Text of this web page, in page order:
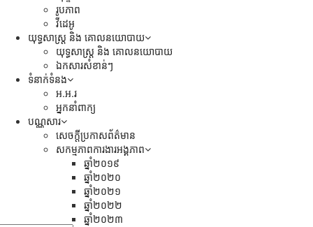
រូបភាព
វីដេអូ
យុទ្ធសាស្រ្ត និង គោលនយោបាយ
យុទ្ធសាស្រ្ត និង គោលនយោបាយ
ឯកសារសំខាន់ៗ
ទំនាក់ទំនង
អ.អ.រ
អ្នកនាំពាក្យ
បណ្ណសារ
សេចក្តីប្រកាសព័ត៌មាន
សកម្មភាពការងារអង្គភាព
ឆ្នាំ២០១៩
ឆ្នាំ២០២០
ឆ្នាំ២០២១
ឆ្នាំ២០២២
ឆ្នាំ២០២៣